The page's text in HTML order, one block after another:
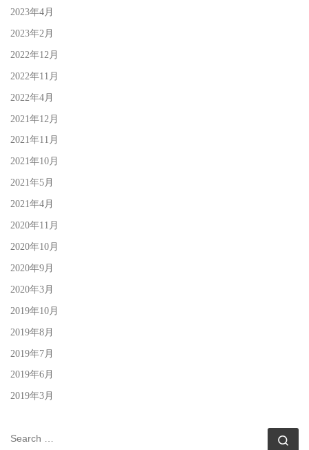
2023年4月
2023年2月
2022年12月
2022年11月
2022年4月
2021年12月
2021年11月
2021年10月
2021年5月
2021年4月
2020年11月
2020年10月
2020年9月
2020年3月
2019年10月
2019年8月
2019年7月
2019年6月
2019年3月
SEARCH